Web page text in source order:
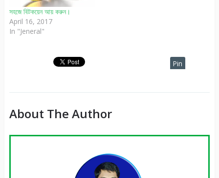
সহজে বিটকয়েন আয় করুন।
April 16, 2017
In "Jeneral"
Pin
About The Author